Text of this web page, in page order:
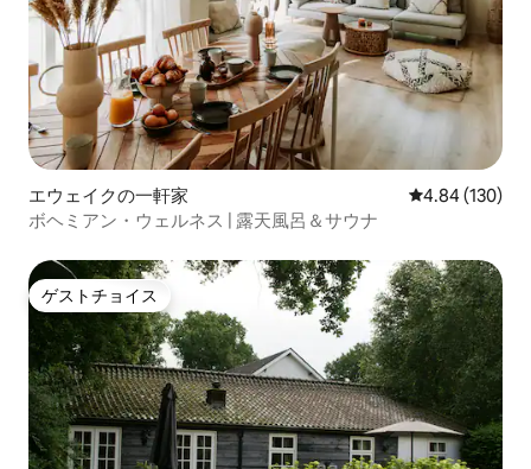
エウェイクの一軒家 レビュー130
4.84 (130)
ボヘミアン・ウェルネス | 露天風呂＆サウナ
ゲストチョイス
ゲストチョイス